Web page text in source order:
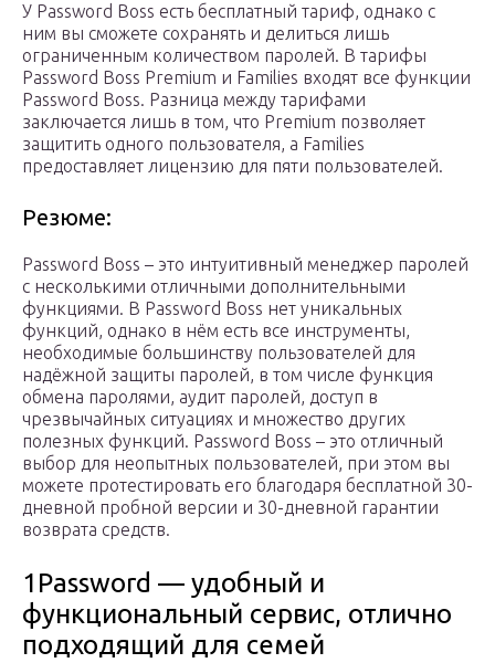
У Password Boss есть бесплатный тариф, однако с
ним вы сможете сохранять и делиться лишь
ограниченным количеством паролей. В тарифы
Password Boss Premium и Families входят все функции
Password Boss. Разница между тарифами
заключается лишь в том, что Premium позволяет
защитить одного пользователя, а Families
предоставляет лицензию для пяти пользователей.
Резюме:
Password Boss – это интуитивный менеджер паролей
с несколькими отличными дополнительными
функциями. В Password Boss нет уникальных
функций, однако в нём есть все инструменты,
необходимые большинству пользователей для
надёжной защиты паролей, в том числе функция
обмена паролями, аудит паролей, доступ в
чрезвычайных ситуациях и множество других
полезных функций. Password Boss – это отличный
выбор для неопытных пользователей, при этом вы
можете протестировать его благодаря бесплатной 30-
дневной пробной версии и 30-дневной гарантии
возврата средств.
1Password — удобный и
функциональный сервис, отлично
подходящий для семей